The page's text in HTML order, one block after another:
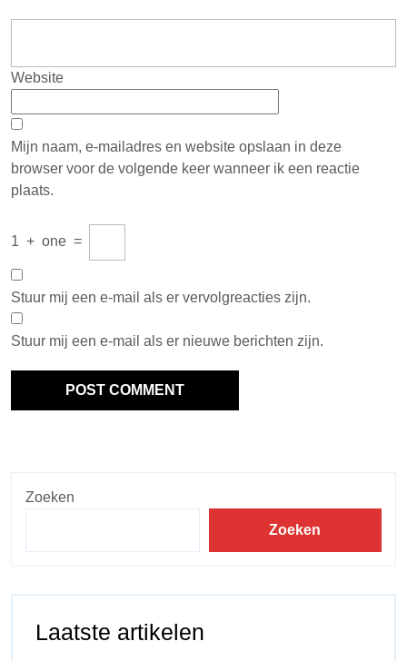
Website
Mijn naam, e-mailadres en website opslaan in deze
browser voor de volgende keer wanneer ik een reactie
plaats.
1 + one =
Stuur mij een e-mail als er vervolgreacties zijn.
Stuur mij een e-mail als er nieuwe berichten zijn.
Zoeken
Zoeken
Laatste artikelen